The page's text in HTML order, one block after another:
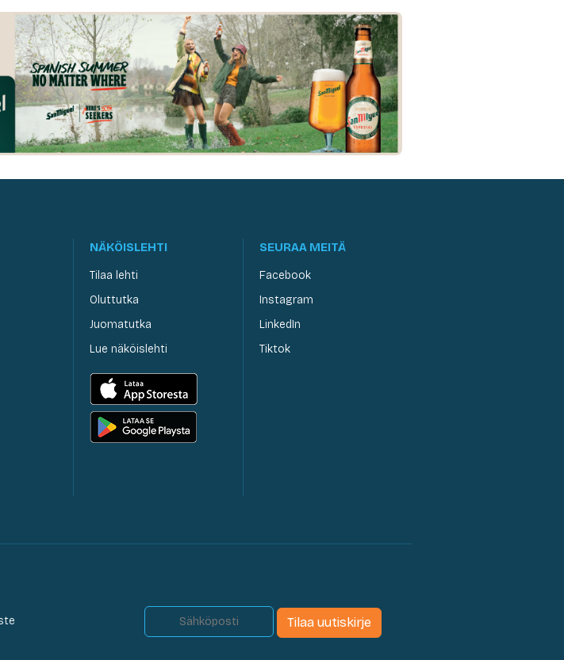
NÄKÖISLEHTI
Tilaa lehti
Oluttutka
Juomatutka
Lue näköislehti
SEURAA MEITÄ
Facebook
Instagram
LinkedIn
Tiktok
Tilaa uutiskirje